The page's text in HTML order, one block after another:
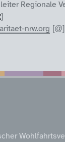
Regionale
nrw.org